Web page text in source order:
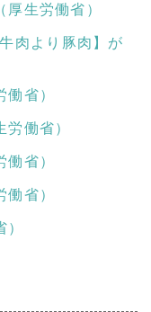
生労働省）
肉より豚肉】が
省）
働省）
省）
省）